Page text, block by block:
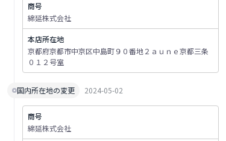
商号
綿延株式会社
本店所在地
京都府京都市中京区中島町９０番地２ａｕｎｅ京都三条
０１２号室
国内所在地の変更 2024-05-02
商号
綿延株式会社